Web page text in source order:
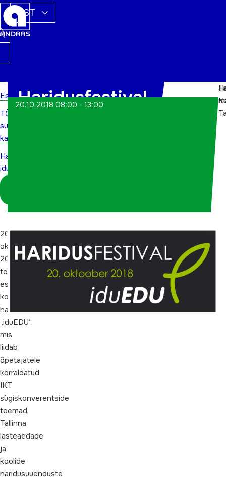
EST
Esileht
TÕN
sündmuste
kalender
Haridusfestival
iduEDU
Haridusfestival
20.10.2018 08:00 - 13:00
20.
oktoobril
2018
toimub
esimest
korda
haridusfestival
„iduEDU“,
mis
liidab
õpetajatele
korraldatud
IKT
sügiskonverentside
teemad,
Tallinna
lasteaedade
ja
koolide
haridusuuenduste
Osalejate
arv:
850
https://www.facebook.com/events/309398493200350/